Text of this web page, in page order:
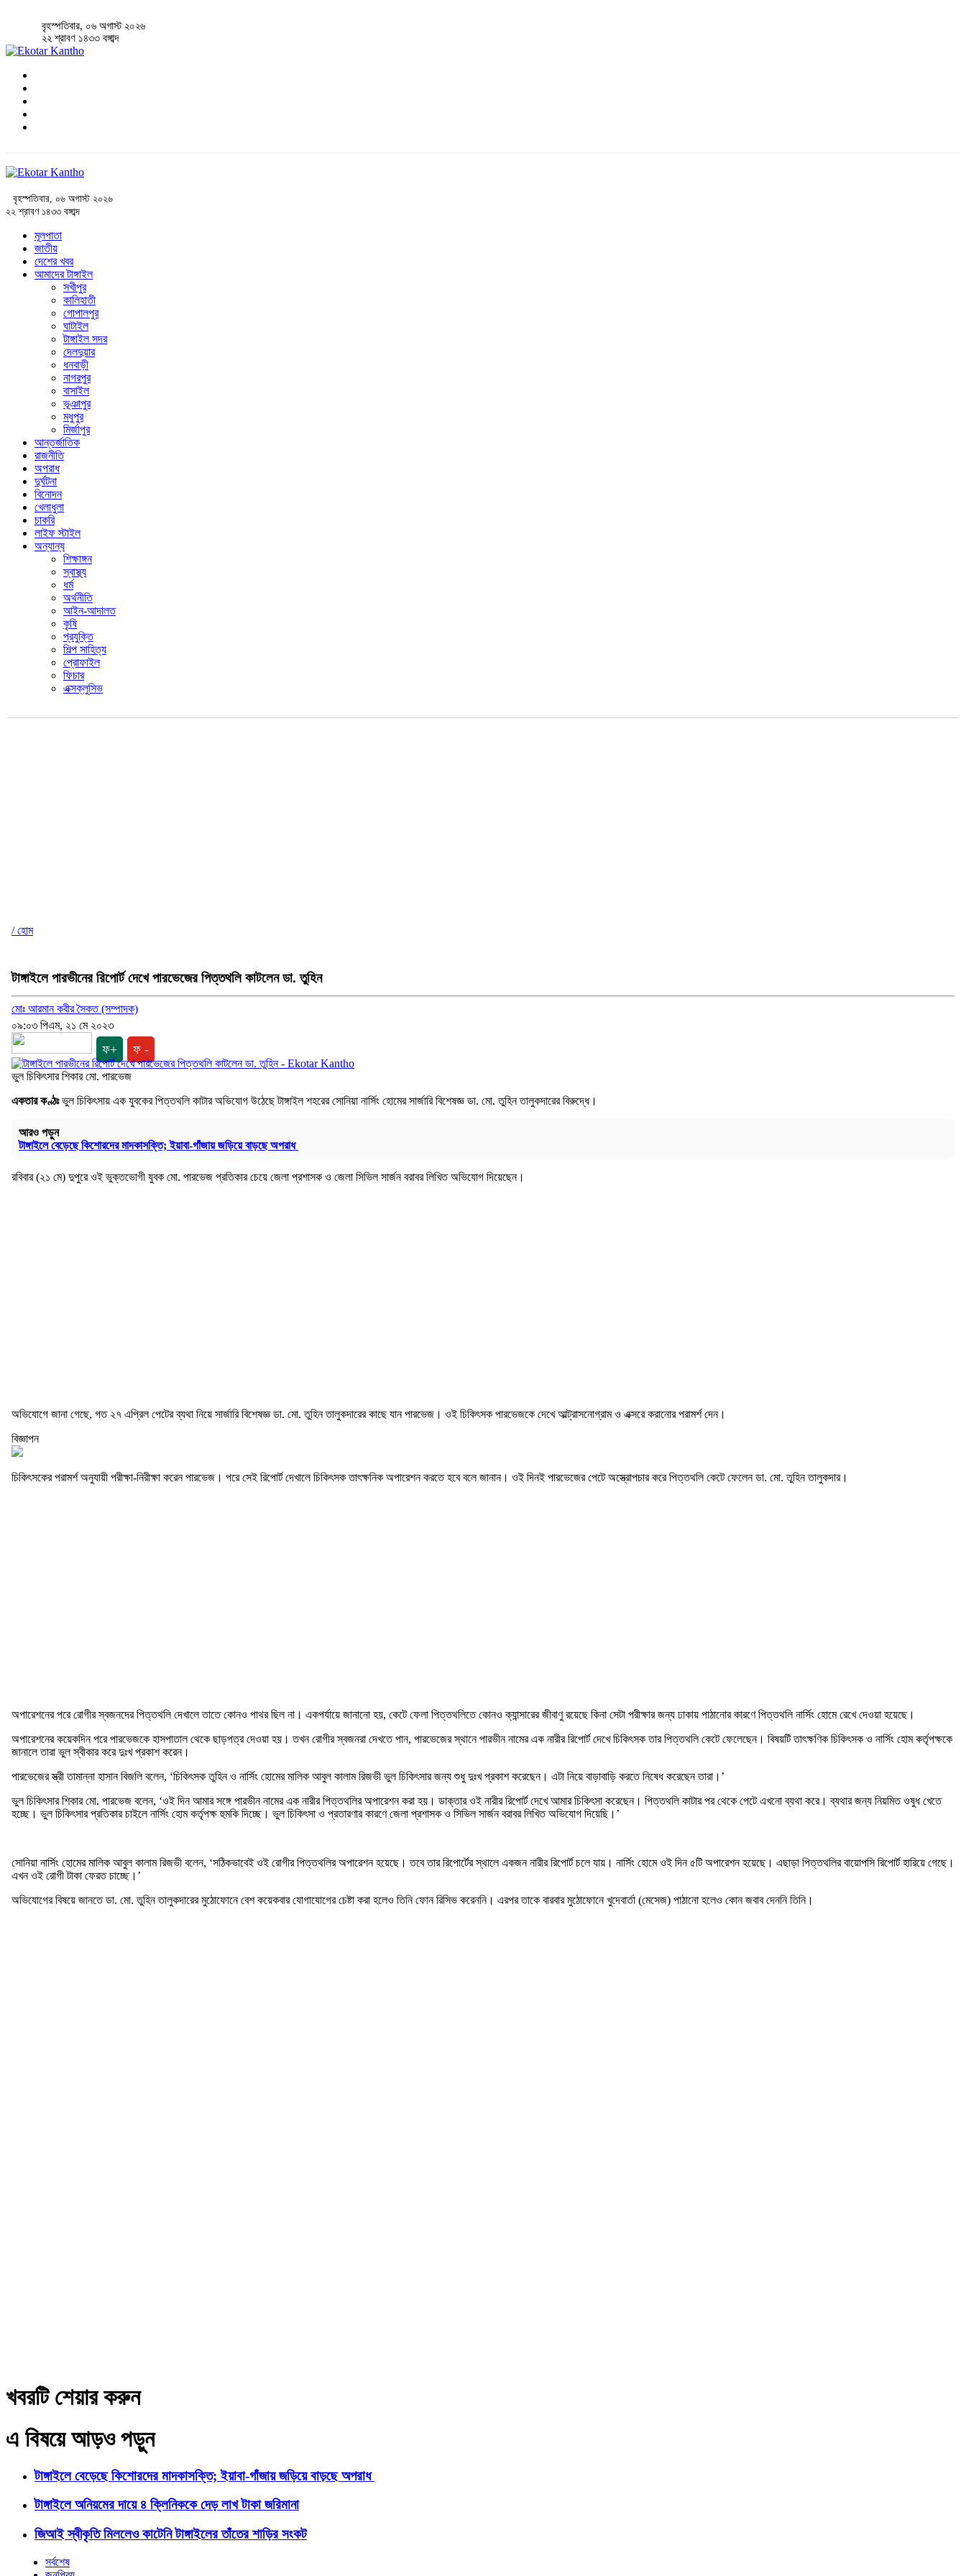
বৃহস্পতিবার, ০৬ অগাস্ট ২০২৬
২২ শ্রাবণ ১৪৩৩ বঙ্গাব্দ
বৃহস্পতিবার, ০৬ অগাস্ট ২০২৬
২২ শ্রাবণ ১৪৩৩ বঙ্গাব্দ
মূলপাতা
জাতীয়
দেশের খবর
আমাদের টাঙ্গাইল
সখীপুর
কালিহাতী
গোপালপুর
ঘাটাইল
টাঙ্গাইল সদর
দেলদুয়ার
ধনবাড়ী
নাগরপুর
বাসাইল
ভূঞাপুর
মধুপুর
মির্জাপুর
আন্তর্জাতিক
রাজনীতি
অপরাধ
দুর্ঘটনা
বিনোদন
খেলাধুলা
চাকরি
লাইফ স্টাইল
অন্যান্য
শিক্ষাঙ্গন
স্বাস্থ্য
ধর্ম
অর্থনীতি
আইন-আদালত
কৃষি
প্রযুক্তি
শিল্প সাহিত্য
প্রোফাইল
ফিচার
এক্সক্লুসিভ
/ হোম
টাঙ্গাইলে পারভীনের রিপোর্ট দেখে পারভেজের পিত্তথলি কাটলেন ডা. তুহিন
মোঃ আরমান কবীর সৈকত (সম্পাদক)
০৯:০৩ পিএম, ২১ মে ২০২৩
ফ+ ফ -
ভুল চিকিৎসার শিকার মো. পারভেজ
একতার কণ্ঠঃভুল চিকিৎসায় এক যুবকের পিত্তথলি কাটার অভিযোগ উঠেছে টাঙ্গাইল শহরের সোনিয়া নার্সিং হোমের সার্জারি বিশেষজ্ঞ ডা. মো. তুহিন তালুকদারের বিরুদ্ধে।
আরও পড়ুন
টাঙ্গাইলে বেড়েছে কিশোরদের মাদকাসক্তি; ইয়াবা-গাঁজায় জড়িয়ে বাড়ছে অপরাধ
রবিবার (২১ মে) দুপুরে ওই ভুক্তভোগী যুবক মো. পারভেজ প্রতিকার চেয়ে জেলা প্রশাসক ও জেলা সিভিল সার্জন বরাবর লিখিত অভিযোগ দিয়েছেন।
অভিযোগে জানা গেছে, গত ২৭ এপ্রিল পেটের ব্যথা নিয়ে সার্জারি বিশেষজ্ঞ ডা. মো. তুহিন তালুকদারের কাছে যান পারভেজ। ওই চিকিৎসক পারভেজকে দেখে আল্ট্রাসনোগ্রাম ও এক্সরে করানোর পরামর্শ দেন।
বিজ্ঞাপন
চিকিৎসকের পরামর্শ অনুযায়ী পরীক্ষা-নিরীক্ষা করেন পারভেজ। পরে সেই রিপোর্ট দেখালে চিকিৎসক তাৎক্ষনিক অপারেশন করতে হবে বলে জানান। ওই দিনই পারভেজের পেটে অস্ত্রোপচার করে পিত্তথলি কেটে ফেলেন ডা. মো. তুহিন তালুকদার।
অপারেশনের পরে রোগীর স্বজনদের পিত্তথলি দেখালে তাতে কোনও পাথর ছিল না। একপর্যায়ে জানানো হয়, কেটে ফেলা পিত্তথলিতে কোনও ক্যান্সারের জীবাণু রয়েছে কিনা সেটা পরীক্ষার জন্য ঢাকায় পাঠানোর কারণে পিত্তথলি নার্সিং হোমে রেখে দেওয়া হয়েছে।
অপারেশনের কয়েকদিন পরে পারভেজকে হাসপাতাল থেকে ছাড়পত্র দেওয়া হয়। তখন রোগীর স্বজনরা দেখতে পান, পারভেজের স্থানে পারভীন নামের এক নারীর রিপোর্ট দেখে চিকিৎসক তার পিত্তথলি কেটে ফেলেছেন। বিষয়টি তাৎক্ষণিক চিকিৎসক ও নার্সিং হোম কর্তৃপক্ষকে
জানালে তারা ভুল স্বীকার করে দুঃখ প্রকাশ করেন।
পারভেজের স্ত্রী তামান্না হাসান বিজলি বলেন, ‘চিকিৎসক তুহিন ও নার্সিং হোমের মালিক আবুল কালাম রিজভী ভুল চিকিৎসার জন্য শুধু দুঃখ প্রকাশ করেছেন। এটা নিয়ে বাড়াবাড়ি করতে নিষেধ করেছেন তারা।’
ভুল চিকিৎসার শিকার মো. পারভেজ বলেন, ‘ওই দিন আমার সঙ্গে পারভীন নামের এক নারীর পিত্তথলির অপারেশন করা হয়। ডাক্তার ওই নারীর রিপোর্ট দেখে আমার চিকিৎসা করেছেন। পিত্তথলি কাটার পর থেকে পেটে এখনো ব্যথা করে। ব্যথার জন্য নিয়মিত ওষুধ খেতে
হচ্ছে। ভুল চিকিৎসার প্রতিকার চাইলে নার্সিং হোম কর্তৃপক্ষ হুমকি দিচ্ছে। ভুল চিকিৎসা ও প্রতারণার কারণে জেলা প্রশাসক ও সিভিল সার্জন বরাবর লিখিত অভিযোগ দিয়েছি।’
সোনিয়া নার্সিং হোমের মালিক আবুল কালাম রিজভী বলেন, ‘সঠিকভাবেই ওই রোগীর পিত্তথলির অপারেশন হয়েছে। তবে তার রিপোর্টের স্থালে একজন নারীর রিপোর্ট চলে যায়। নার্সিং হোমে ওই দিন ৫টি অপারেশন হয়েছে। এছাড়া পিত্তথলির বায়োপসি রিপোর্ট হারিয়ে গেছে।
এখন ওই রোগী টাকা ফেরত চাচ্ছে।’
অভিযোগের বিষয়ে জানতে ডা. মো. তুহিন তালুকদারের মুঠোফোনে বেশ কয়েকবার যোগাযোগের চেষ্টা করা হলেও তিনি ফোন রিসিভ করেননি। এরপর তাকে বারবার মুঠোফোনে খুদেবার্তা (মেসেজ) পাঠানো হলেও কোন জবাব দেননি তিনি।
খবরটি শেয়ার করুন
এ বিষয়ে আড়ও পড়ুন
টাঙ্গাইলে বেড়েছে কিশোরদের মাদকাসক্তি; ইয়াবা-গাঁজায় জড়িয়ে বাড়ছে অপরাধ
টাঙ্গাইলে অনিয়মের দায়ে ৪ ক্লিনিককে দেড় লাখ টাকা জরিমানা
জিআই স্বীকৃতি মিললেও কাটেনি টাঙ্গাইলের তাঁতের শাড়ির সংকট
সর্বশেষ